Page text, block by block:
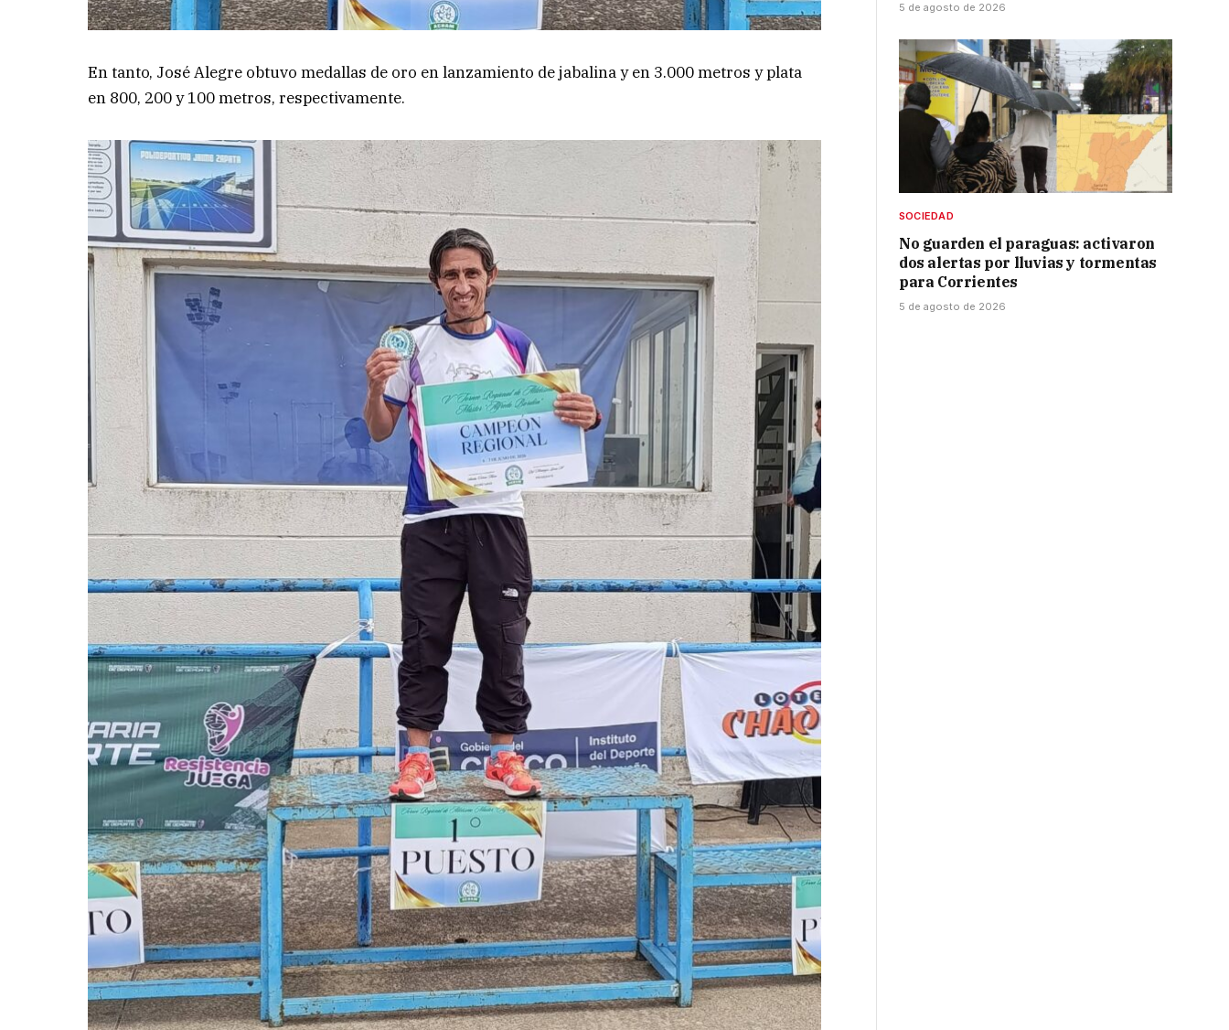
En tanto, José Alegre obtuvo medallas de oro en lanzamiento de jabalina y en 3.000 metros y plata
en 800, 200 y 100 metros, respectivamente.
5 de agosto de 2026
SOCIEDAD
No guarden el paraguas: activaron
dos alertas por lluvias y tormentas
para Corrientes
5 de agosto de 2026